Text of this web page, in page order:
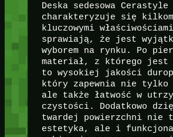
Deska sedesowa
charakteryzuje się
kluczowymi
sprawiają, że jest
wyborem na rynku. Po
materiał, z którego jest
to wysokiej jakości
który zapewnia nie tylko
ale także łatwość w
czystości. Dodatkowo
twardej powierzchni nie
estetyka, ale i